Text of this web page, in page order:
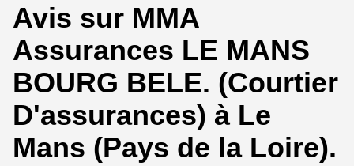
Avis sur MMA
Assurances LE MANS
BOURG BELE. (Courtier
D'assurances) à Le
Mans (Pays de la Loire).